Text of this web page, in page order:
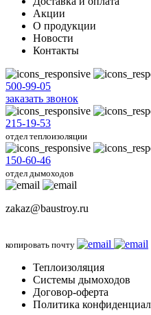
Акции
О продукции
Новости
Контакты
500-99-05
заказать звонок
215-19-53
отдел теплоизоляции
150-60-46
отдел дымоходов
zakaz@baustroy.ru
копировать почту
Теплоизоляция
Системы дымоходов
Договор-оферта
Политика